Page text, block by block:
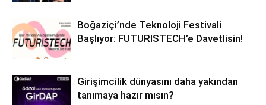
Boğaziçi’nde Teknoloji Festivali
Başlıyor: FUTURISTECH’e Davetlisin!
Girişimcilik dünyasını daha yakından
tanımaya hazır mısın?